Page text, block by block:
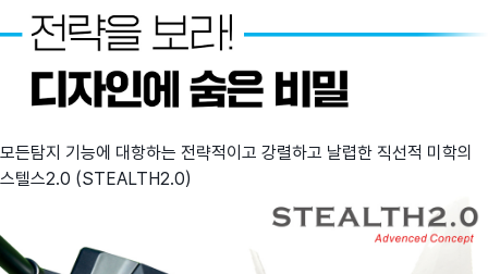
모든탐지 기능에 대항하는 전략적이고 강렬하고 날렵한 직선적 미학의
스텔스2.0 (STEALTH2.0)